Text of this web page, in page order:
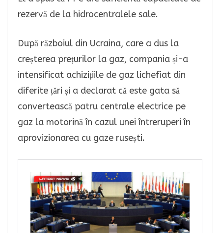
rezervă de la hidrocentralele sale.
După războiul din Ucraina, care a dus la
creșterea prețurilor la gaz, compania și-a
intensificat achizițiile de gaz lichefiat din
diferite țări și a declarat că este gata să
convertească patru centrale electrice pe
gaz la motorină în cazul unei întreruperi în
aprovizionarea cu gaze rusești.